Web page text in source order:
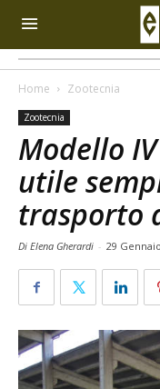
Home Zootecnia
Zootecnia
Modello
utile
trasporto
Di Elena Gherardi - 29